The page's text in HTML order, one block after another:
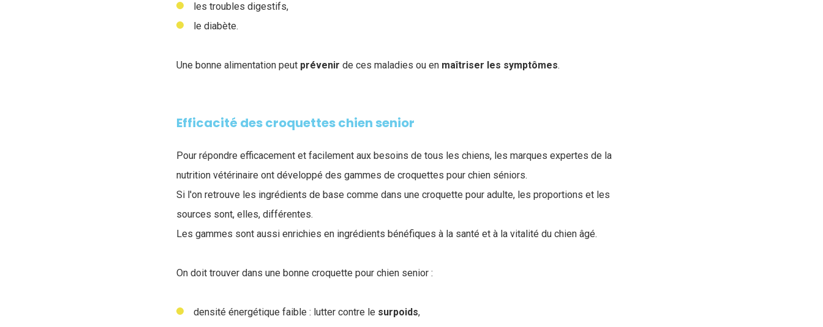
les troubles digestifs,
le diabète.
Une bonne alimentation peut prévenir de ces maladies ou en maîtriser les symptômes.
Efficacité des croquettes chien senior
Pour répondre efficacement et facilement aux besoins de tous les chiens, les marques expertes de la
nutrition vétérinaire ont développé des gammes de croquettes pour chien séniors.
Si l'on retrouve les ingrédients de base comme dans une croquette pour adulte, les proportions et les
sources sont, elles, différentes.
Les gammes sont aussi enrichies en ingrédients bénéfiques à la santé et à la vitalité du chien âgé.
On doit trouver dans une bonne croquette pour chien senior :
densité énergétique faible : lutter contre le surpoids,